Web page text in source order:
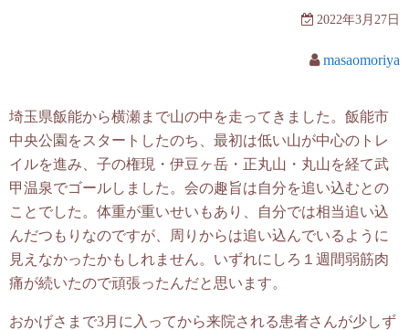
2022年3月27日
masaomoriya
埼玉県飯能から横瀬まで山の中を走ってきました。飯能市
中央公園をスタートしたのち、最初は低い山が中心のトレ
イルを進み、子の権現・伊豆ヶ岳・正丸山・丸山を経て武
甲温泉でゴールしました。会の趣旨は自分を追い込むとの
ことでした。体重が重いせいもあり、自分では相当追い込
んだつもりなのですが、周りからは追い込んでいるように
見えなかったかもしれません。いずれにしろ１週間弱筋肉
痛が続いたので頑張ったんだと思います。
おかげさまで3月に入ってから来院される患者さんが少しず